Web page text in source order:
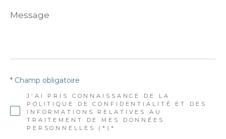
Message
*
J'AI PRIS CONNAISSANCE DE LA
POLITIQUE DE CONFIDENTIALITÉ ET DES
INFORMATIONS RELATIVES AU
TRAITEMENT DE MES DONNÉES
PERSONNELLES (*)*
* Champ obligatoire